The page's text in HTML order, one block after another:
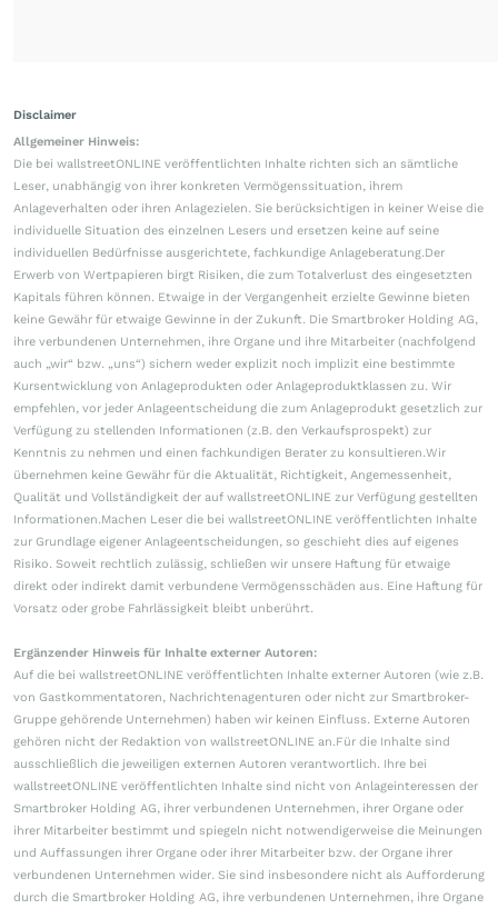
Disclaimer
Allgemeiner Hinweis:
Die bei wallstreetONLINE veröffentlichten Inhalte richten sich an sämtliche
Leser, unabhängig von ihrer konkreten Vermögenssituation, ihrem
Anlageverhalten oder ihren Anlagezielen. Sie berücksichtigen in keiner Weise die
individuelle Situation des einzelnen Lesers und ersetzen keine auf seine
individuellen Bedürfnisse ausgerichtete, fachkundige Anlageberatung.Der
Erwerb von Wertpapieren birgt Risiken, die zum Totalverlust des eingesetzten
Kapitals führen können. Etwaige in der Vergangenheit erzielte Gewinne bieten
keine Gewähr für etwaige Gewinne in der Zukunft. Die Smartbroker Holding AG,
ihre verbundenen Unternehmen, ihre Organe und ihre Mitarbeiter (nachfolgend
auch „wir“ bzw. „uns“) sichern weder explizit noch implizit eine bestimmte
Kursentwicklung von Anlageprodukten oder Anlageproduktklassen zu. Wir
empfehlen, vor jeder Anlageentscheidung die zum Anlageprodukt gesetzlich zur
Verfügung zu stellenden Informationen (z.B. den Verkaufsprospekt) zur
Kenntnis zu nehmen und einen fachkundigen Berater zu konsultieren.Wir
übernehmen keine Gewähr für die Aktualität, Richtigkeit, Angemessenheit,
Qualität und Vollständigkeit der auf wallstreetONLINE zur Verfügung gestellten
Informationen.Machen Leser die bei wallstreetONLINE veröffentlichten Inhalte
zur Grundlage eigener Anlageentscheidungen, so geschieht dies auf eigenes
Risiko. Soweit rechtlich zulässig, schließen wir unsere Haftung für etwaige
direkt oder indirekt damit verbundene Vermögensschäden aus. Eine Haftung für
Vorsatz oder grobe Fahrlässigkeit bleibt unberührt.
Ergänzender Hinweis für Inhalte externer Autoren:
Auf die bei wallstreetONLINE veröffentlichten Inhalte externer Autoren (wie z.B.
von Gastkommentatoren, Nachrichtenagenturen oder nicht zur Smartbroker-
Gruppe gehörende Unternehmen) haben wir keinen Einfluss. Externe Autoren
gehören nicht der Redaktion von wallstreetONLINE an.Für die Inhalte sind
ausschließlich die jeweiligen externen Autoren verantwortlich. Ihre bei
wallstreetONLINE veröffentlichten Inhalte sind nicht von Anlageinteressen der
Smartbroker Holding AG, ihrer verbundenen Unternehmen, ihrer Organe oder
ihrer Mitarbeiter bestimmt und spiegeln nicht notwendigerweise die Meinungen
und Auffassungen ihrer Organe oder ihrer Mitarbeiter bzw. der Organe ihrer
verbundenen Unternehmen wider. Sie sind insbesondere nicht als Aufforderung
durch die Smartbroker Holding AG, ihre verbundenen Unternehmen, ihre Organe